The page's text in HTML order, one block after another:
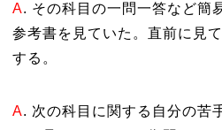
A. その科目の一問一答など簡
参考書を見ていた。直前に見
する。
A. 次の科目に関する自分の苦